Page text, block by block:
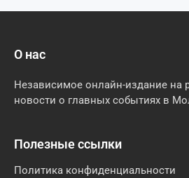
О нас
Независимое онлайн-издание на
новости о главных событиях в
Полезные ссылки
Политика конфиденциальности